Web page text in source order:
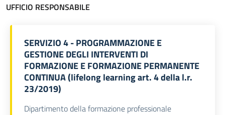
UFFICIO RESPONSABILE
SERVIZIO 4 - PROGRAMMAZIONE E
GESTIONE DEGLI INTERVENTI DI
FORMAZIONE E FORMAZIONE PERMANENTE
CONTINUA (lifelong learning art. 4 della l.r.
23/2019)
Dipartimento della formazione professionale